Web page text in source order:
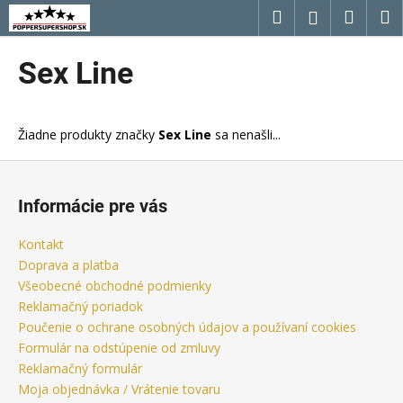
Prejsť
na
obsah
Hľadať
Sex Line
Žiadne produkty značky Sex Line sa nenašli...
K
o
o
p
o
r
e
b
u
j
e
t
e
Informácie pre vás
Kontakt
Doprava a platba
Všeobecné obchodné podmienky
Reklamačný poriadok
Poučenie o ochrane osobných údajov a používaní cookies
Formulár na odstúpenie od zmluvy
Reklamačný formulár
Moja objednávka / Vrátenie tovaru